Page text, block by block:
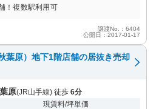
！複数駅利用可
譲渡No.：6404
公開日：2017-01-17
葉原）地下1階店舗の居抜き売却
原(JR山手線) 徒歩 6分
現賃料/坪単価